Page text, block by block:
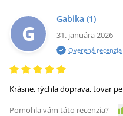
G
Gabika (1)
31. januára 2026
Overená recenzia
Krásne, rýchla doprava, tovar
Pomohla vám táto recenzia?